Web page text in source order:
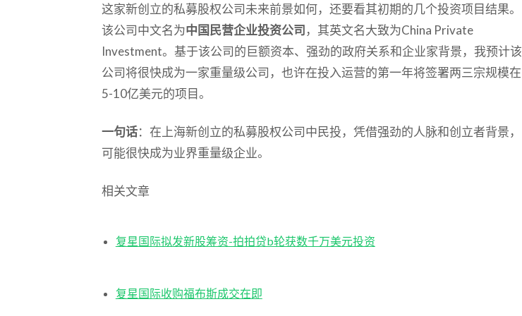
这家新创立的私募股权公司未来前景如何，还要看其初期的几个投资项目结果。
该公司中文名为中国民营企业投资公司，其英文名大致为China Private
Investment。基于该公司的巨额资本、强劲的政府关系和企业家背景，我预计该
公司将很快成为一家重量级公司，也许在投入运营的第一年将签署两三宗规模在
5-10亿美元的项目。
一句话：在上海新创立的私募股权公司中民投，凭借强劲的人脉和创立者背景，
可能很快成为业界重量级企业。
相关文章
复星国际拟发新股筹资-拍拍贷b轮获数千万美元投资
复星国际收购福布斯成交在即